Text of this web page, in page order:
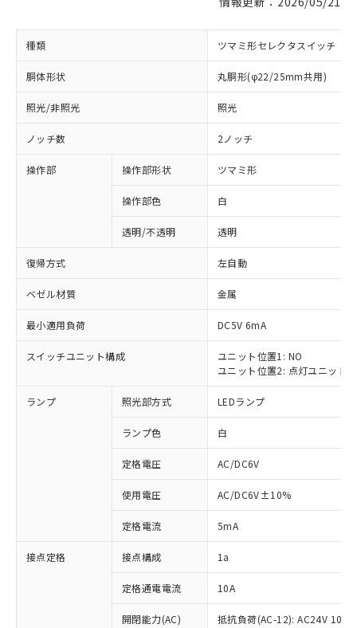
種類 ツマミ形セレクタスイッチ
胴体形状 丸胴形(φ22/25mm共用)
照光/非照光 照光
ノッチ数 2ノッチ
操作部 操作部形状 ツマミ形
操作部色 白
透明/不透明 透明
復帰方式 左自動
ベゼル材質 金属
最小適用負荷 DC5V 6mA
スイッチユニット構成
ユニット位置1: NO
ユニット位置2: 点灯ユニット
ランプ 照光部方式 LEDランプ
ランプ色 白
定格電圧 AC/DC6V
使用電圧 AC/DC6V±10%
定格電流 5mA
接点定格 接点構成 1a
定格通電電流 10A
開閉能力(AC)
抵抗負荷(AC-12): AC24V 10A/
ご利用条件
以下の条件をお読みいただき、同意のうえ
ご利用ください。
本サービスは、当社制御機器事業取扱
商品の当社在庫状況および標準価格
(税抜)を提供させていただくもので
当社制御機器事業取扱商品の中には、
※1 対応状況
対応済み：EU RoHS指令（10物質）の
非含有に対応した製品が提供可能な商品で
対応予定：EU RoHS指令（10物質）の非含
有に対応した製品に切り替える予定のある
対応予定なし：EU RoHS指令（10物質）の
非含有に非対応の商品で、対応品を出す予
定はありません。
調査・確認中：EU RoHS指令（10物質）の
非含有の対応状況を調査中または確認中の
非該当品：ライセンス料など無形物で、有
害物質有無と関係のない商品です。
※1 中国RoHS○×表
「○」：最大均質材料含有率が中国RoHSの
基準値以下であることを示します。